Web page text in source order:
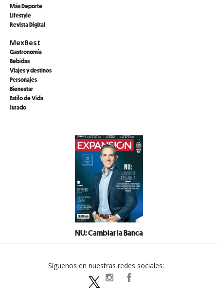
Más Deporte
Lifestyle
Revista Digital
MexBest
Gastronomía
Bebidas
Viajes y destinos
Personajes
Bienestar
Estilo de Vida
Jurado
NU: Cambiar la Banca
Síguenos en nuestras redes sociales:
expansionpolitica